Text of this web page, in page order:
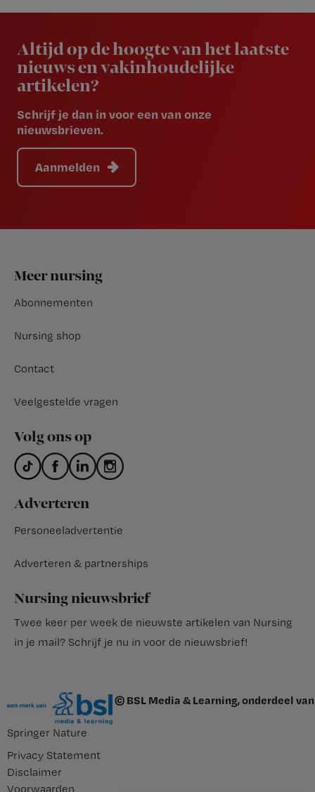
Altijd op de hoogte van het laatste
nieuws en vakinhoudelijke
artikelen?
Schrijf je dan in voor een van onze
nieuwsbrieven.
Aanmelden
Footer
Meer nursing
Abonnementen
Nursing shop
Contact
Veelgestelde vragen
Volg ons op
Adverteren
Personeeladvertentie
Adverteren & partnerships
Nursing nieuwsbrief
Twee keer per week de nieuwste artikelen van Nursing
in je mail? Schrijf je nu in voor de nieuwsbrief!
© BSL Media & Learning, onderdeel van
Springer Nature
Privacy Statement
Disclaimer
Voorwaarden